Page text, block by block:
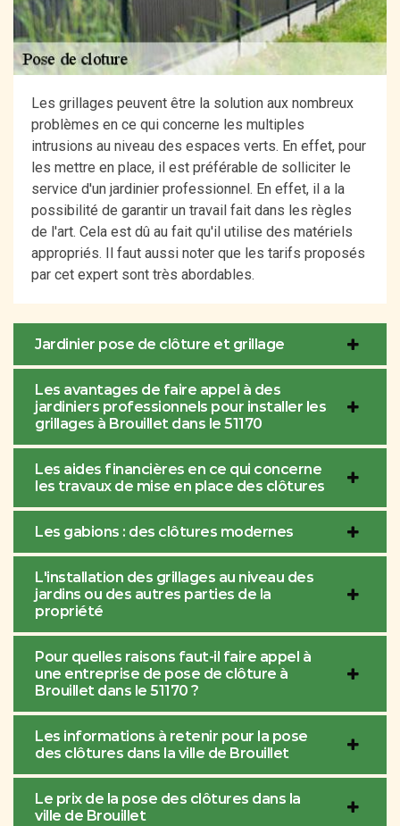
Les grillages peuvent être la solution aux nombreux
problèmes en ce qui concerne les multiples
intrusions au niveau des espaces verts. En effet, pour
les mettre en place, il est préférable de solliciter le
service d'un jardinier professionnel. En effet, il a la
possibilité de garantir un travail fait dans les règles
de l'art. Cela est dû au fait qu'il utilise des matériels
appropriés. Il faut aussi noter que les tarifs proposés
par cet expert sont très abordables.
Jardinier pose de clôture et grillage
Les avantages de faire appel à des
jardiniers professionnels pour installer les
grillages à Brouillet dans le 51170
Les aides financières en ce qui concerne
les travaux de mise en place des clôtures
Les gabions : des clôtures modernes
L'installation des grillages au niveau des
jardins ou des autres parties de la
propriété
Pour quelles raisons faut-il faire appel à
une entreprise de pose de clôture à
Brouillet dans le 51170 ?
Les informations à retenir pour la pose
des clôtures dans la ville de Brouillet
Le prix de la pose des clôtures dans la
ville de Brouillet